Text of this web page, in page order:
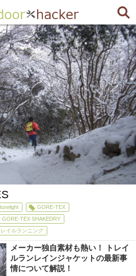
GORE-TEX
GORE-TEX SHAKEDRY
レイルランニング
メーカー独自素材も熱い！ トレイ
ルランレインジャケットの最新事
情について解説！